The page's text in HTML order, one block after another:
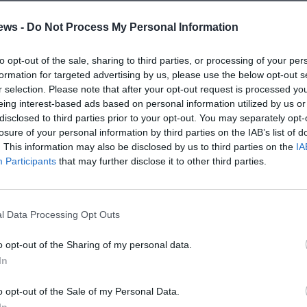
- Do Not Process My Personal Information
opt-out of the sale, sharing to third parties, or processing of your
for targeted advertising by us, please use the below opt-out
selection. Please note that after your opt-out request is processed
interest-based ads based on personal information utilized by us
to third parties prior to your opt-out. You may separately
of your personal information by third parties on the IAB’s list of
This information may also be disclosed by us to third parties on the
Participants that may further disclose it to other third parties.
Data Processing Opt Outs
opt-out of the Sharing of my personal data.
opt-out of the Sale of my Personal Data.
ένας αδύναμος πρωθυπουργός, χωρίς διεθνές κύρος, που
τα εθνικά μας συμφέροντα.
παρεμβατικότητας της Ελλάδας στην απαράδεκτη
εξοπλισμούς της Ευρώπης, αποδεικνύει στους
ανοχύρωτη στις σύγχρονες προκλήσεις.
της Μονής της Χώρας σε τζαμιά από το φίλο του κ.
συνεχίζει να είναι επιζήμιος για την
πρωτόγνωρη για την πολιτική ιστορία της
περιπέτειες με ανεξέλεγκτες επιπτώσεις.
Αικατερίνης στο Όρος Σινά έχει χαρακτηριστεί Μνημείο